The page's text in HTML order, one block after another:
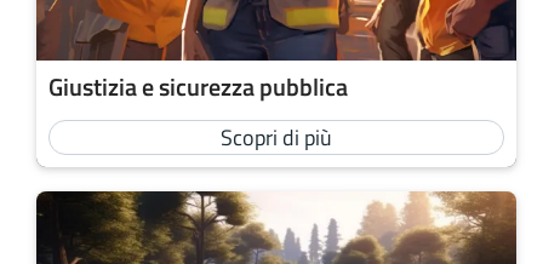
Giustizia e sicurezza pubblica
Scopri di più